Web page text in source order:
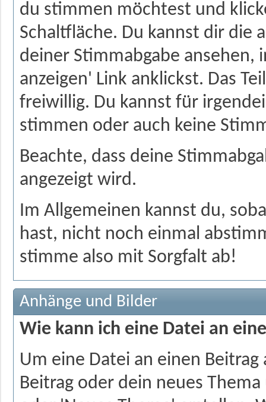
du stimmen möchtest und
Schaltfläche. Du kannst dir die
deiner Stimmabgabe ansehen,
anzeigen' Link anklickst. Das
freiwillig. Du kannst für
stimmen oder auch keine
Beachte, dass deine
angezeigt wird.
Im Allgemeinen kannst du,
hast, nicht noch einmal
stimme also mit Sorgfalt ab!
Anhänge und Bilder
Wie kann ich eine Datei an
Um eine Datei an einen
Beitrag oder dein neues